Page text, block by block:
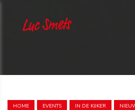
HOME EVENTS IN DE KIJKER